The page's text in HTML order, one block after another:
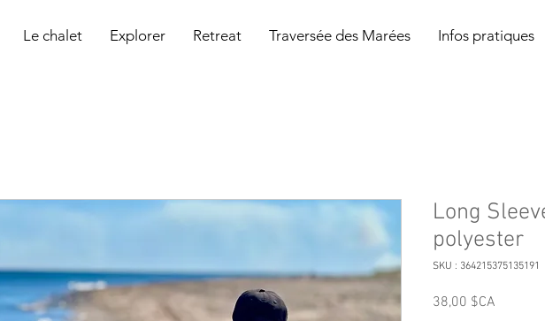
Le chalet Explorer Retreat Traversée des Marées Infos pratiques
Long
polyester
SKU : 364215375135191
38,00 $CA